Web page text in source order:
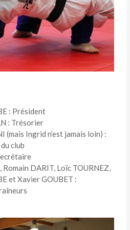
: Président
: Trésorier
(mais Ingrid n’est jamais loin) :
club
Romain DARIT, Loïc TOURNEZ,
et Xavier GOUBET :